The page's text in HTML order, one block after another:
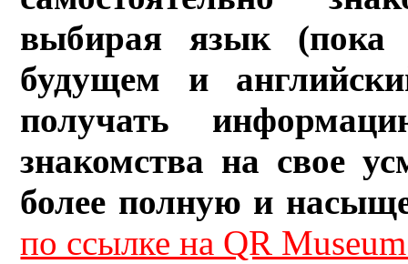
выбирая язык (пока
будущем и
получать
знакомства на свое
более полную и
по ссылке на QR